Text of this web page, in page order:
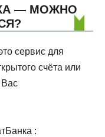
— МОЖНО
сервис для
счёта или
Вас
: